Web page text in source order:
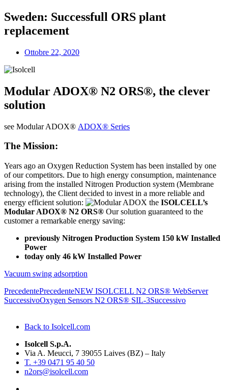
Sweden: Successfull ORS plant
replacement
Ottobre 22, 2020
Modular ADOX® N2 ORS®, the clever
solution
see Modular ADOX® ADOX® Series
The Mission:
Years ago an Oxygen Reduction System has been installed by one
of our competitors. Due to high energy consumption, maintenance
arising from the installed Nitrogen Production system (Membrane
technology), the Client decided to invest in a more reliable and
energy efficient solution:
the ISOLCELL’s
Modular ADOX® N2 ORS® Our solution guaranteed to the
customer a remarkable energy saving:
previously Nitrogen Production System 150 kW Installed
Power
today only 46 kW Installed Power
Vacuum swing adsorption
PrecedentePrecedenteNEW ISOLCELL N2 ORS® WebServer
SuccessivoOxygen Sensors N2 ORS® SIL-3Successivo
Back to Isolcell.com
Isolcell S.p.A.
Via A. Meucci, 7 39055 Laives (BZ) – Italy
T. +39 0471 95 40 50
n2ors@isolcell.com